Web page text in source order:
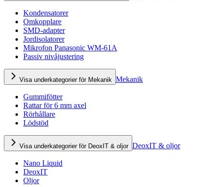
Kondensatorer
Omkopplare
SMD-adapter
Jordisolatorer
Mikrofon Panasonic WM-61A
Passiv nivåjustering
Visa underkategorier för Mekanik Mekanik
Gummifötter
Rattar för 6 mm axel
Rörhållare
Lödstöd
Visa underkategorier för DeoxIT & oljor DeoxIT & oljor
Nano Liquid
DeoxIT
Oljor